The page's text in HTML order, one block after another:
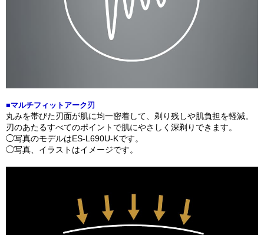
■マルチフィットアーク刃
丸みを帯びた刃面が肌に均一密着して、剃り残しや肌負担を軽減。
刃のあたるすべてのポイントで肌にやさしく深剃りできます。
◯写真のモデルはES-L690U-Kです。
◯写真、イラストはイメージです。